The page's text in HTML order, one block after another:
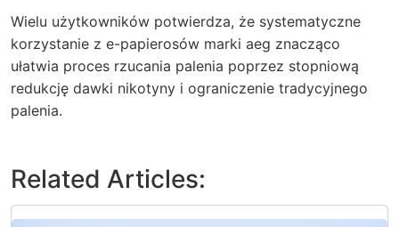
Wielu użytkowników potwierdza, że systematyczne
korzystanie z e-papierosów marki aeg znacząco
ułatwia proces rzucania palenia poprzez stopniową
redukcję dawki nikotyny i ograniczenie tradycyjnego
palenia.
Related Articles: